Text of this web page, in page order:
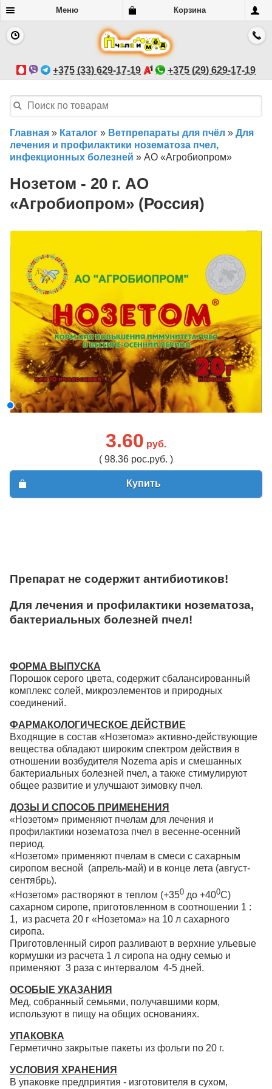
Меню Корзина
+375 (33) 629-17-19 +375 (29) 629-17-19
Главная » Каталог » Ветпрепараты для пчёл » Для
лечения и профилактики нозематоза пчел,
инфекционных болезней » АО «Агробиопром»
Нозетом - 20 г. АО
«Агробиопром» (Россия)
3.60 руб.
( 98.36 рос.руб. )
Купить
Препарат не содержит антибиотиков!
Для лечения и профилактики нозематоза,
бактериальных болезней пчел!
ФОРМА ВЫПУСКА
Порошок серого цвета, содержит сбалансированный
комплекс солей, микроэлементов и природных
соединений.
ФАРМАКОЛОГИЧЕСКОЕ ДЕЙСТВИЕ
Входящие в состав «Нозетома» активно-действующие
вещества обладают широким спектром действия в
отношении возбудителя Nozema apis и смешанных
бактериальных болезней пчел, а также стимулируют
общее развитие и улучшают зимовку пчел.
ДОЗЫ И СПОСОБ ПРИМЕНЕНИЯ
«Нозетом» применяют пчелам для лечения и
профилактики нозематоза пчел в весенне-осенний
период.
«Нозетом» применяют пчелам в смеси с сахарным
сиропом весной (апрель-май) и в конце лета (август-
сентябрь).
«Нозетом» растворяют в теплом (+350 до +400С)
сахарном сиропе, приготовленном в соотношении 1 :
1, из расчета 20 г «Нозетома» на 10 л сахарного
сиропа.
Приготовленный сироп разливают в верхние ульевые
кормушки из расчета 1 л сиропа на одну семью и
применяют 3 раза с интервалом 4-5 дней.
ОСОБЫЕ УКАЗАНИЯ
Мед, собранный семьями, получавшими корм,
используют в пищу на общих основаниях.
УПАКОВКА
Герметично закрытые пакеты из фольги по 20 г.
УСЛОВИЯ ХРАНЕНИЯ
В упаковке предприятия - изготовителя в сухом,